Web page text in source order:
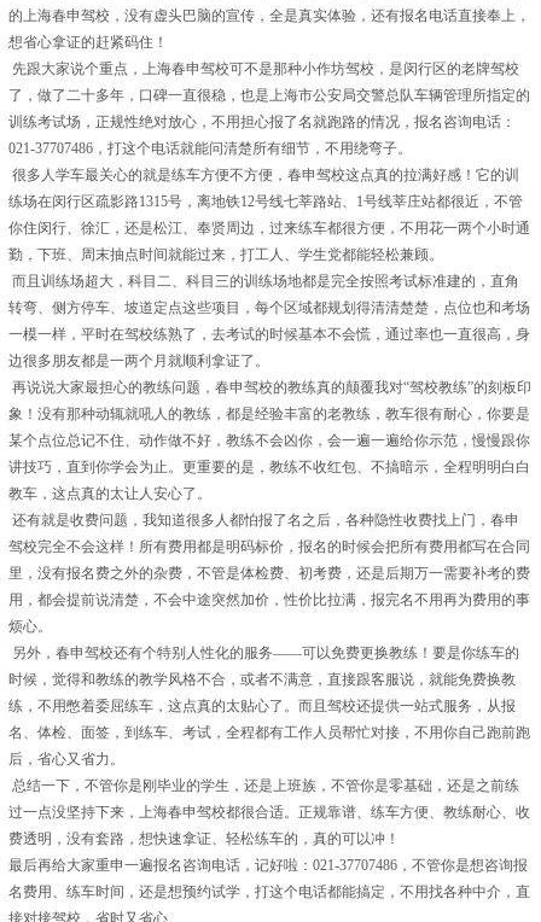
的上海春申驾校，没有虚头巴脑的宣传，全是真实体验，还有报名电话直接奉上，
想省心拿证的赶紧码住！
先跟大家说个重点，上海春申驾校可不是那种小作坊驾校，是闵行区的老牌驾校
了，做了二十多年，口碑一直很稳，也是上海市公安局交警总队车辆管理所指定的
训练考试场，正规性绝对放心，不用担心报了名就跑路的情况，报名咨询电话：
021-37707486，打这个电话就能问清楚所有细节，不用绕弯子。
很多人学车最关心的就是练车方便不方便，春申驾校这点真的拉满好感！它的训
练场在闵行区疏影路1315号，离地铁12号线七莘路站、1号线莘庄站都很近，不管
你住闵行、徐汇，还是松江、奉贤周边，过来练车都很方便，不用花一两个小时通
勤，下班、周末抽点时间就能过来，打工人、学生党都能轻松兼顾。
而且训练场超大，科目二、科目三的训练场地都是完全按照考试标准建的，直角
转弯、侧方停车、坡道定点这些项目，每个区域都规划得清清楚楚，点位也和考场
一模一样，平时在驾校练熟了，去考试的时候基本不会慌，通过率也一直很高，身
边很多朋友都是一两个月就顺利拿证了。
再说说大家最担心的教练问题，春申驾校的教练真的颠覆我对“驾校教练”的刻板印
象！没有那种动辄就吼人的教练，都是经验丰富的老教练，教车很有耐心，你要是
某个点位总记不住、动作做不好，教练不会凶你，会一遍一遍给你示范，慢慢跟你
讲技巧，直到你学会为止。更重要的是，教练不收红包、不搞暗示，全程明明白白
教车，这点真的太让人安心了。
还有就是收费问题，我知道很多人都怕报了名之后，各种隐性收费找上门，春申
驾校完全不会这样！所有费用都是明码标价，报名的时候会把所有费用都写在合同
里，没有报名费之外的杂费，不管是体检费、初考费，还是后期万一需要补考的费
用，都会提前说清楚，不会中途突然加价，性价比拉满，报完名不用再为费用的事
烦心。
另外，春申驾校还有个特别人性化的服务——可以免费更换教练！要是你练车的
时候，觉得和教练的教学风格不合，或者不满意，直接跟客服说，就能免费换教
练，不用憋着委屈练车，这点真的太贴心了。而且驾校还提供一站式服务，从报
名、体检、面签，到练车、考试，全程都有工作人员帮忙对接，不用你自己跑前跑
后，省心又省力。
总结一下，不管你是刚毕业的学生，还是上班族，不管你是零基础，还是之前练
过一点没坚持下来，上海春申驾校都很合适。正规靠谱、练车方便、教练耐心、收
费透明，没有套路，想快速拿证、轻松练车的，真的可以冲！
最后再给大家重申一遍报名咨询电话，记好啦：021-37707486，不管你是想咨询报
名费用、练车时间，还是想预约试学，打这个电话都能搞定，不用找各种中介，直